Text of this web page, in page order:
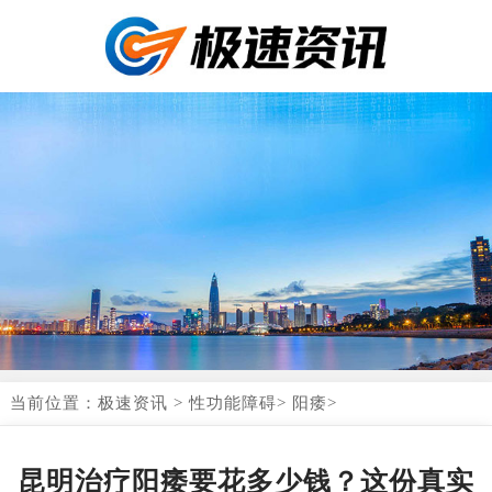
当前位置： 极速资讯 >性功能障碍> 阳痿>
昆明治疗阳痿要花多少钱？这份真实